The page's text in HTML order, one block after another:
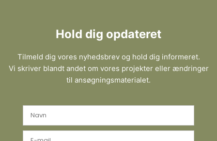
Hold dig opdateret
Tilmeld dig vores nyhedsbrev og hold dig informeret.
Vi skriver blandt andet om vores projekter eller ændringer
til ansøgningsmaterialet.